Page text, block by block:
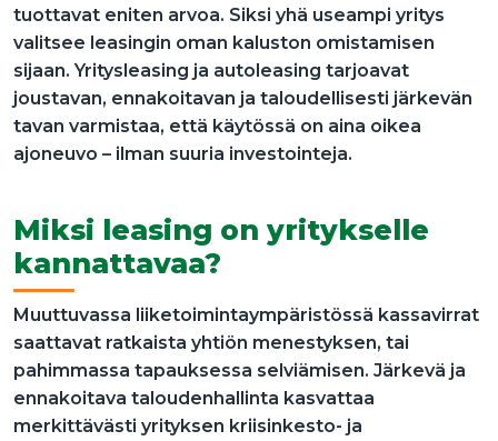
tuottavat eniten arvoa. Siksi yhä useampi yritys
valitsee leasingin oman kaluston omistamisen
sijaan. Yritysleasing ja autoleasing tarjoavat
joustavan, ennakoitavan ja taloudellisesti järkevän
tavan varmistaa, että käytössä on aina oikea
ajoneuvo – ilman suuria investointeja.
Miksi leasing on yritykselle
kannattavaa?
Muuttuvassa liiketoimintaympäristössä kassavirrat
saattavat ratkaista yhtiön menestyksen, tai
pahimmassa tapauksessa selviämisen. Järkevä ja
ennakoitava taloudenhallinta kasvattaa
merkittävästi yrityksen kriisinkesto- ja